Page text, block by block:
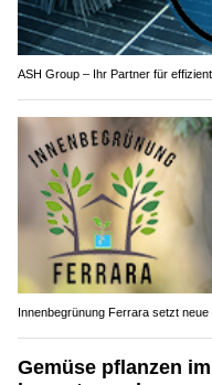
ASH Group – Ihr Partner für
Innenbegrünung Ferrara setzt
Gemüse pflanzen